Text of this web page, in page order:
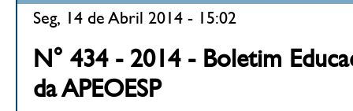
Seg, 14 de Abril 2014 - 15:02
N° 434 - 2014 - Boletim
da APEOESP